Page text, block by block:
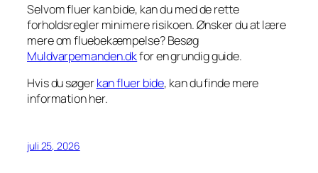
Selvom fluer kan bide, kan du med de rette
forholdsregler minimere risikoen. Ønsker du at lære
mere om fluebekæmpelse? Besøg
Muldvarpemanden.dkfor en grundig guide.
Hvis du søgerkan fluer bide, kan du finde mere
information her.
juli 25, 2026